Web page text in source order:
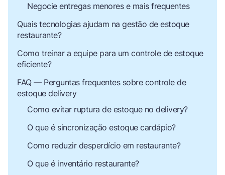
Negocie entregas menores e mais frequentes
Quais tecnologias ajudam na gestão de estoque
restaurante?
Como treinar a equipe para um controle de estoque
eficiente?
FAQ — Perguntas frequentes sobre controle de
estoque delivery
Como evitar ruptura de estoque no delivery?
O que é sincronização estoque cardápio?
Como reduzir desperdício em restaurante?
O que é inventário restaurante?